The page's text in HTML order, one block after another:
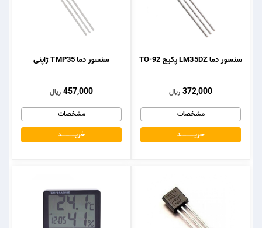
سنسور دما LM35DZ پکیج TO-92
372,000 ریال
مشخصات
خریــــــــــــد
سنسور دما TMP35 ژاپنی
457,000 ریال
مشخصات
خریــــــــــــد